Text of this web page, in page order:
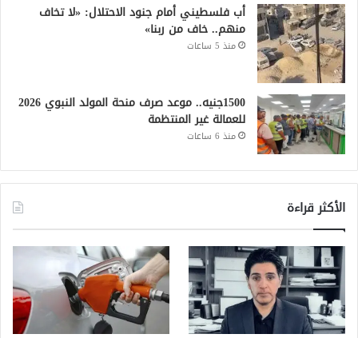
أب فلسطيني أمام جنود الاحتلال: «لا تخاف
منهم.. خاف من ربنا»
منذ 5 ساعات
1500جنيه.. موعد صرف منحة المولد النبوي 2026
للعمالة غير المنتظمة
منذ 6 ساعات
الأكثر قراءة